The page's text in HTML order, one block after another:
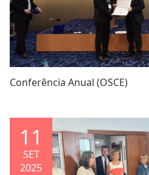
Conferência Anual (OSCE)
11
SET
2025